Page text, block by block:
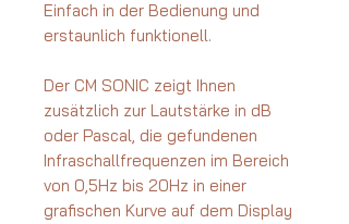
Einfach in der Bedienung und
erstaunlich funktionell.
Der CM SONIC zeigt Ihnen
zusätzlich zur Lautstärke in dB
oder Pascal, die gefundenen
Infraschallfrequenzen im Bereich
von 0,5Hz bis 20Hz in einer
grafischen Kurve auf dem Display